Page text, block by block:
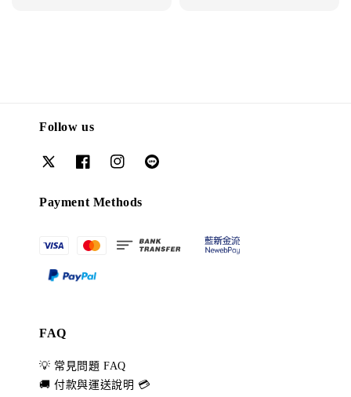
Follow us
Payment Methods
FAQ
💡 常見問題 FAQ
🚚 付款與運送說明 💳